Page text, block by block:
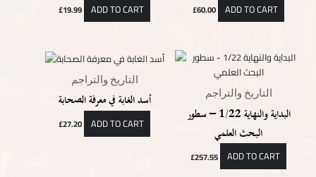
£19.99 ADD TO CART £60.00 ADD TO CART
التاريخ والتراجم
أسد الغابة في معرفة الصحابة
£27.20 ADD TO CART
التاريخ والتراجم
البداية والنهاية 1/22 – سطور
البحث العلمي
£257.55 ADD TO CART